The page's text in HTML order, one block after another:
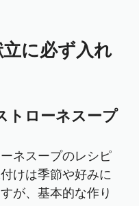
に必ず入れ
トローネスープ
ネスープのレシピ
けは季節や好みに
が、基本的な作り